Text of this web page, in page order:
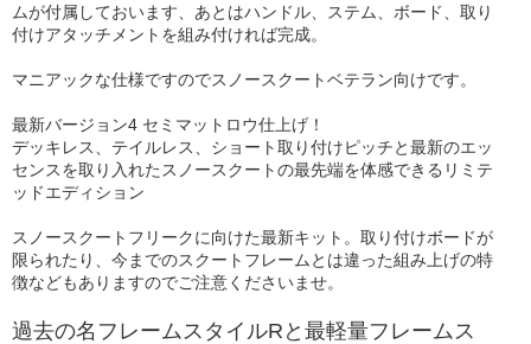
ムが付属しておいます、あとはハンドル、ステム、ボード、取り
付けアタッチメントを組み付ければ完成。
マニアックな仕様ですのでスノースクートベテラン向けです。
最新バージョン4 セミマットロウ仕上げ！
デッキレス、テイルレス、ショート取り付けピッチと最新のエッ
センスを取り入れたスノースクートの最先端を体感できるリミテ
ッドエディション
スノースクートフリークに向けた最新キット。取り付けボードが
限られたり、今までのスクートフレームとは違った組み上げの特
徴などもありますのでご注意くださいませ。
過去の名フレームスタイルRと最軽量フレームス